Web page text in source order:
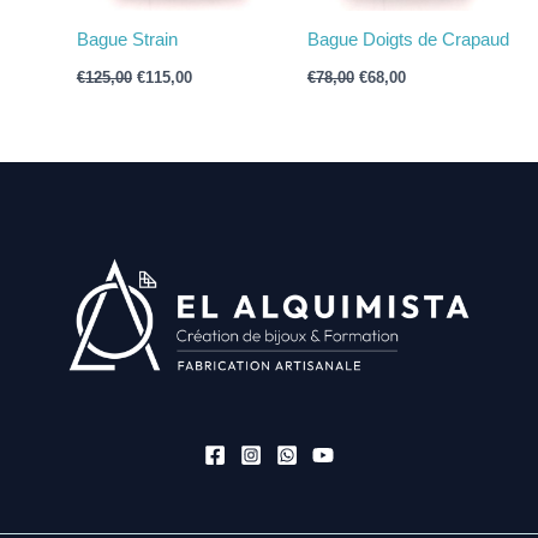
Bague Strain
€125,00 €115,00
Bague Doigts de Crapaud
€78,00 €68,00